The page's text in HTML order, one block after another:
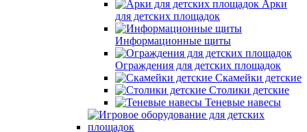
Арки
для детских площадок
Информационные щиты
Ограждения для детских площадок
Скамейки детские
Столики детские
Теневые навесы